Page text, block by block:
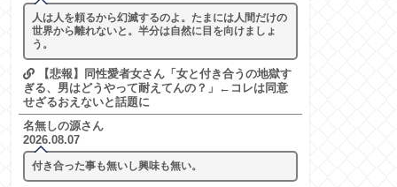
人は人を頼るから幻滅するのよ。たまには人間だけの
世界から離れないと。半分は自然に目を向けましょ
う。
【悲報】同性愛者女さん「女と付き合うの地獄す
ぎる、男はどうやって耐えてんの？」←コレは同意
せざるおえないと話題に
名無しの源さん
2026.08.07
付き合った事も無いし興味も無い。